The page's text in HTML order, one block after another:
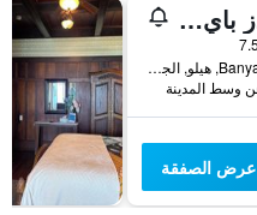
هيلو ريدز باي هوتل
175 Banyan Drive, هيلو, الجزيرة الكبيرة، هاواي, HI, الولايات المتحدة الأميريكية
عرض الصفقة